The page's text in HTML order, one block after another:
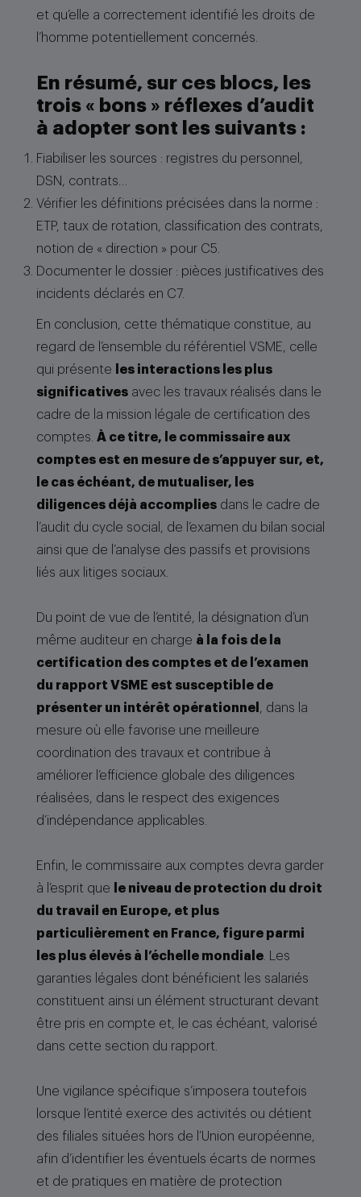
et qu’elle a correctement identifié les droits de
l’homme potentiellement concernés.
En résumé, sur ces blocs, les
trois « bons » réflexes d’audit
à adopter sont les suivants :
Fiabiliser les sources : registres du personnel,
DSN, contrats…
Vérifier les définitions précisées dans la norme :
ETP, taux de rotation, classification des contrats,
notion de « direction » pour C5.
Documenter le dossier : pièces justificatives des
incidents déclarés en C7.
En conclusion, cette thématique constitue, au
regard de l’ensemble du référentiel VSME, celle
qui présente
les interactions les plus
significatives avec les travaux réalisés dans le
cadre de la mission légale de certification des
comptes. À ce titre, le commissaire aux
comptes est en mesure de s’appuyer sur, et,
le cas échéant, de mutualiser, les
diligences déjà accomplies dans le cadre de
l’audit du cycle social, de l’examen du bilan social
ainsi que de l’analyse des passifs et provisions
liés aux litiges sociaux.
Du point de vue de l’entité, la désignation d’un
même auditeur en charge à la fois de la
certification des comptes et de l’examen
du rapport VSME est susceptible de
présenter un intérêt opérationnel
, dans la
mesure où elle favorise une meilleure
coordination des travaux et contribue à
améliorer l’efficience globale des diligences
réalisées, dans le respect des exigences
d’indépendance applicables.
Enfin, le commissaire aux comptes devra garder
à l’esprit que
le niveau de protection du droit
du travail en Europe, et plus
particulièrement en France, figure parmi
les plus élevés à l’échelle mondiale . Les
garanties légales dont bénéficient les salariés
constituent ainsi un élément structurant devant
être pris en compte et, le cas échéant, valorisé
dans cette section du rapport.
Une vigilance spécifique s’imposera toutefois
lorsque l’entité exerce des activités ou détient
des filiales situées hors de l’Union européenne,
afin d’identifier les éventuels écarts de normes
et de pratiques en matière de protection